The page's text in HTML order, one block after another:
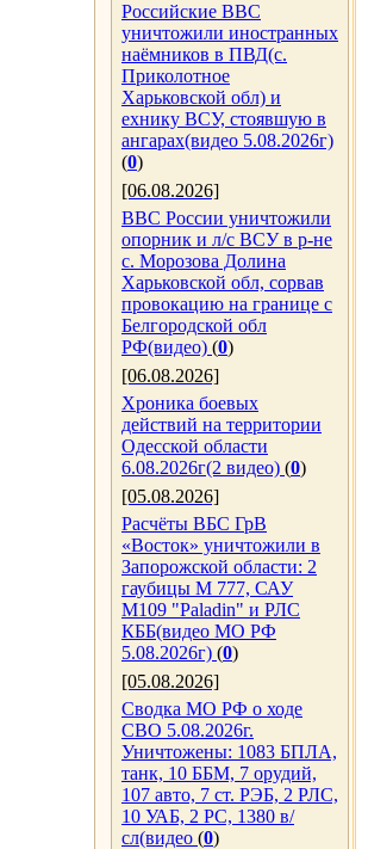
Российские ВВС
уничтожили иностранных
наёмников в ПВД(с.
Приколотное
Харьковской обл) и
ехнику ВСУ, стоявшую в
ангарах(видео 5.08.2026г)
(0)
[06.08.2026]
ВВС России уничтожили
опорник и л/с ВСУ в р-не
с. Морозова Долина
Харьковской обл, сорвав
провокацию на границе с
Белгородской обл
РФ(видео) (0)
[06.08.2026]
Хроника боевых
действий на территории
Одесской области
6.08.2026г(2 видео) (0)
[05.08.2026]
Расчёты ВБС ГрВ
«Восток» уничтожили в
Запорожской области: 2
гаубицы M 777, САУ
M109 "Paladin" и РЛС
КББ(видео МО РФ
5.08.2026г) (0)
[05.08.2026]
Сводка МО РФ о ходе
СВО 5.08.2026г.
Уничтожены: 1083 БПЛА,
танк, 10 ББМ, 7 орудий,
107 авто, 7 ст. РЭБ, 2 РЛС,
10 УАБ, 2 РС, 1380 в/
сл(видео (0)